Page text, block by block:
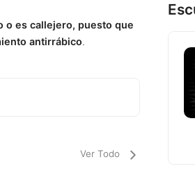
o es callejero, puesto que
antirrábico.
Ver Todo